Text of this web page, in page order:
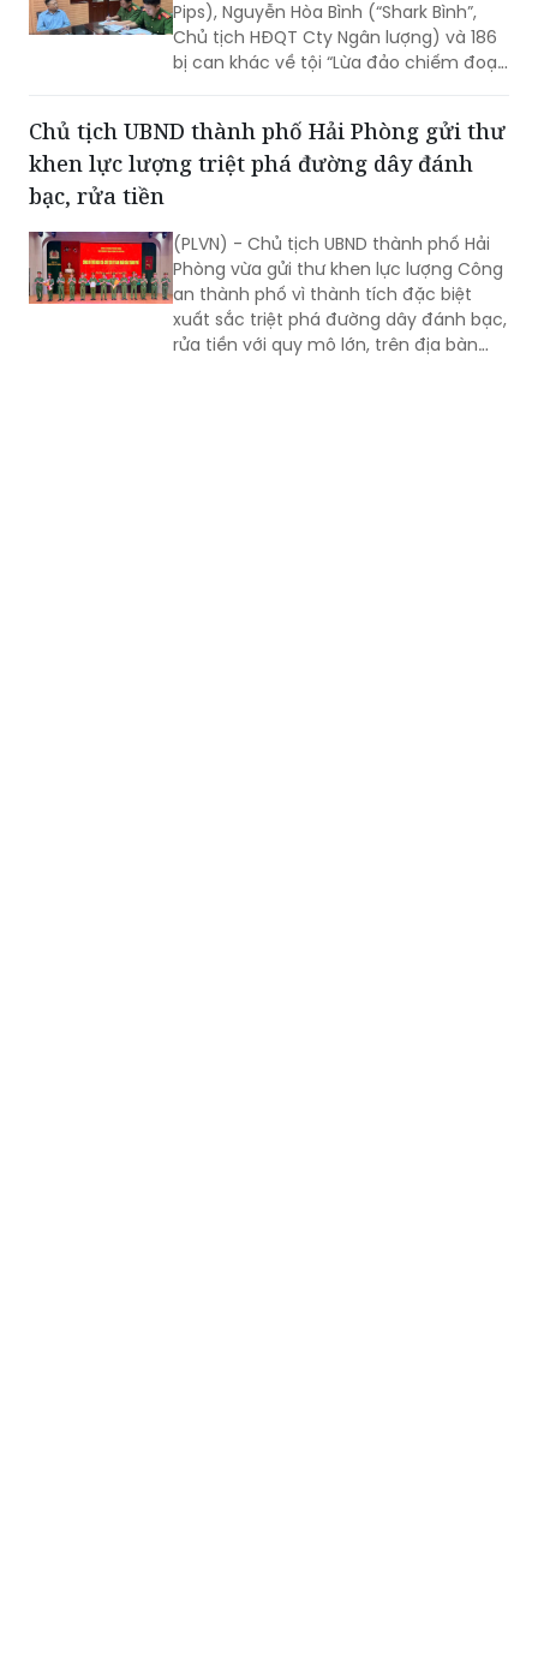
Pips), Nguyễn Hòa Bình (“Shark Bình”,
Chủ tịch HĐQT Cty Ngân lượng) và 186
bị can khác về tội “Lừa đảo chiếm đoạt
Chủ tịch UBND thành phố Hải Phòng gửi thư
khen lực lượng triệt phá đường dây đánh
bạc, rửa tiền
(PLVN) - Chủ tịch UBND thành phố Hải
Phòng vừa gửi thư khen lực lượng Công
an thành phố vì thành tích đặc biệt
xuất sắc triệt phá đường dây đánh bạc,
rửa tiền với quy mô lớn, trên địa bàn